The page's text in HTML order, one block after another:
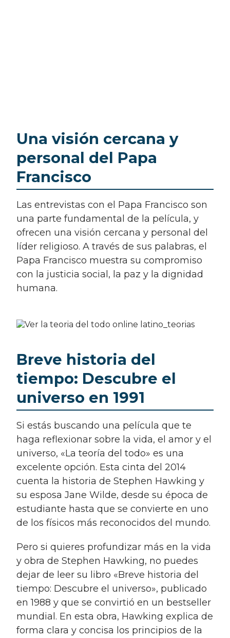
Una visión cercana y
personal del Papa
Francisco
Las entrevistas con el Papa Francisco son
una parte fundamental de la película, y
ofrecen una visión cercana y personal del
líder religioso. A través de sus palabras, el
Papa Francisco muestra su compromiso
con la justicia social, la paz y la dignidad
humana.
Breve historia del
tiempo: Descubre el
universo en 1991
Si estás buscando una película que te
haga reflexionar sobre la vida, el amor y el
universo, «La teoría del todo» es una
excelente opción. Esta cinta del 2014
cuenta la historia de Stephen Hawking y
su esposa Jane Wilde, desde su época de
estudiante hasta que se convierte en uno
de los físicos más reconocidos del mundo.
Pero si quieres profundizar más en la vida
y obra de Stephen Hawking, no puedes
dejar de leer su libro «Breve historia del
tiempo: Descubre el universo», publicado
en 1988 y que se convirtió en un bestseller
mundial. En esta obra, Hawking explica de
forma clara y concisa los principios de la